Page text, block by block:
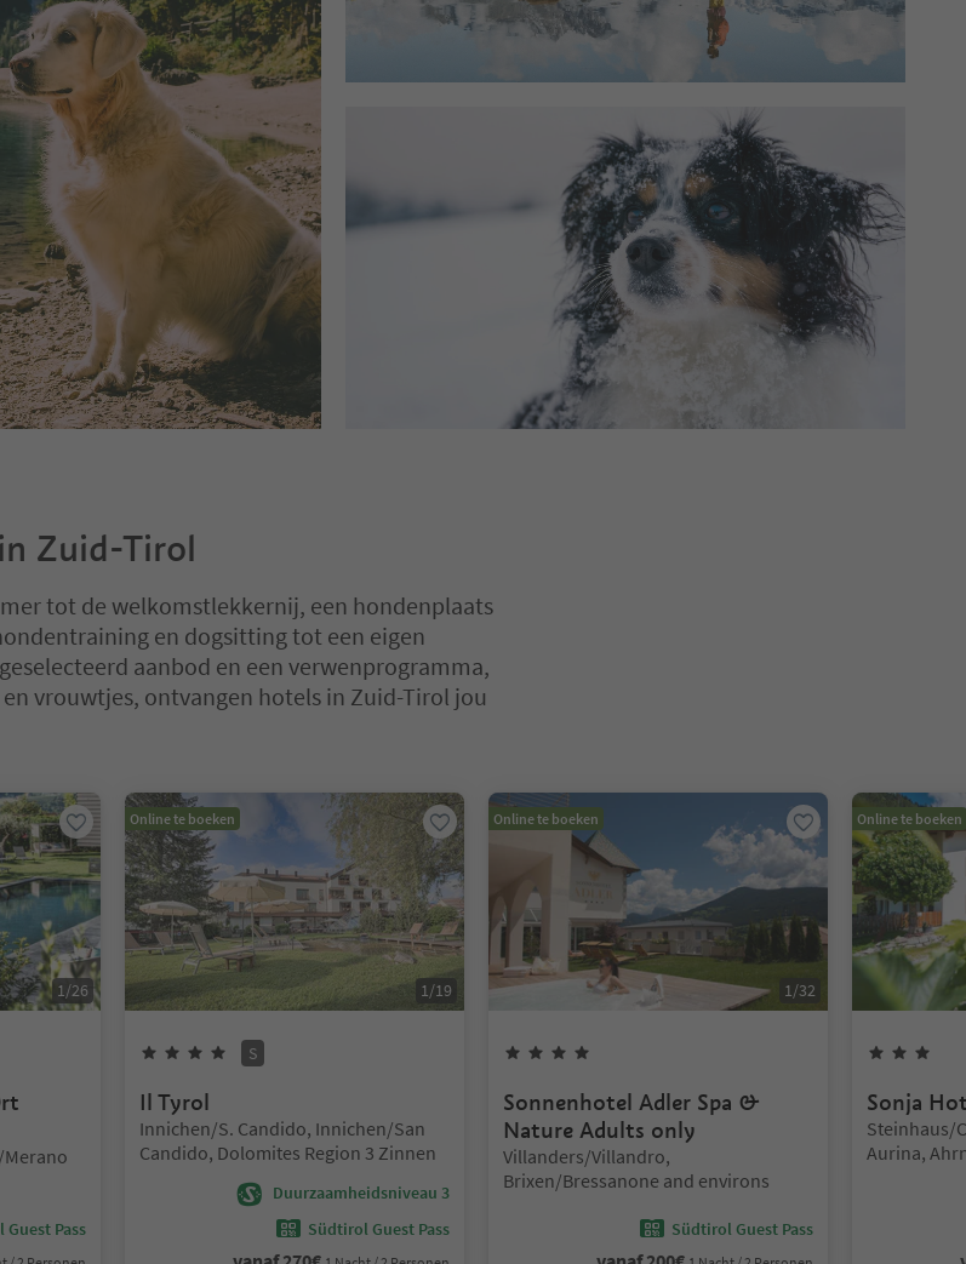
Zuid-Tirol
tot de welkomstlekkernij, een hondenplaats
en dogsitting tot een eigen
aanbod en een verwenprogramma,
vrouwtjes, ontvangen hotels in Zuid-Tirol jou
1/26
Pass
Online te boeken
1/19
Sterren
S
Il Tyrol
Locatie:
Innichen/S. Candido, Innichen/San
Candido, Dolomites Region 3 Zinnen
Duurzaamheidsniveau 3
Südtirol Guest Pass
Online te boeken
1/32
Sonnenhotel Adler Spa &
Nature Adults only
Locatie:
Villanders/Villandro,
Brixen/Bressanone and environs
Südtirol Guest Pass
Online te boeken
Sonja
Locatie:
Steinhaus/
Aurina,